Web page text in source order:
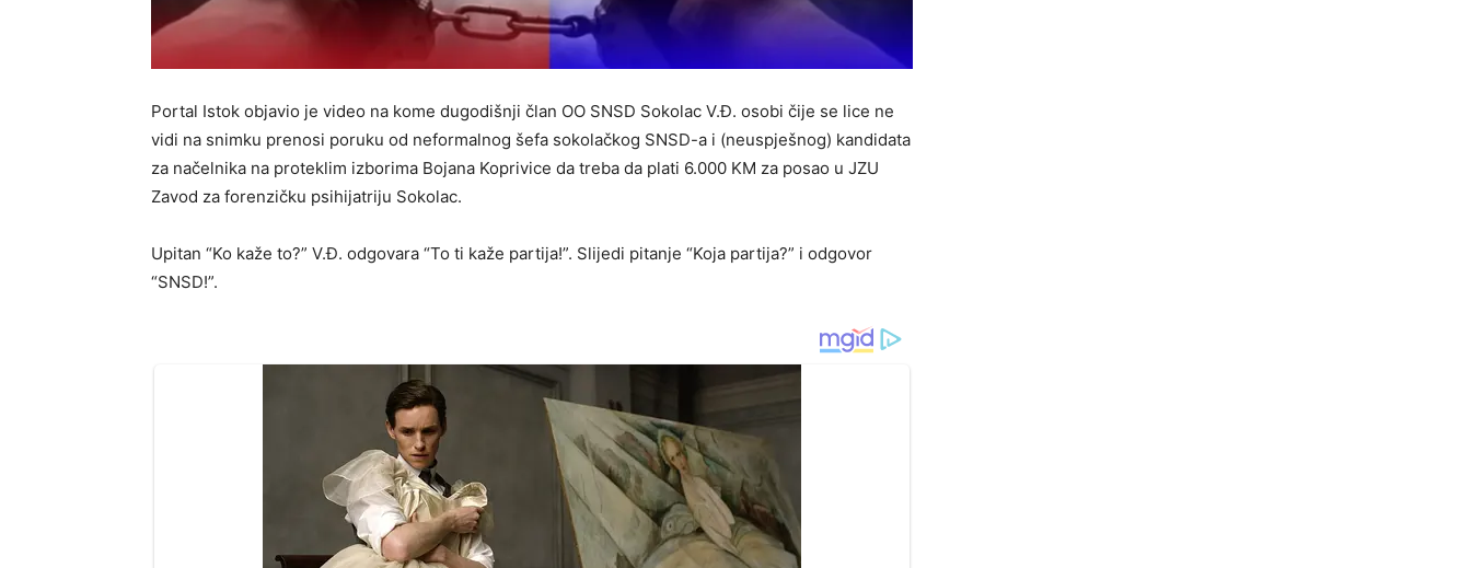
Portal Istok objavio je video na kome dugodišnji član OO SNSD Sokolac V.Đ. osobi čije se lice ne
vidi na snimku prenosi poruku od neformalnog šefa sokolačkog SNSD-a i (neuspješnog) kandidata
za načelnika na proteklim izborima Bojana Koprivice da treba da plati 6.000 KM za posao u JZU
Zavod za forenzičku psihijatriju Sokolac.
Upitan “Ko kaže to?” V.Đ. odgovara “To ti kaže partija!”. Slijedi pitanje “Koja partija?” i odgovor
“SNSD!”.